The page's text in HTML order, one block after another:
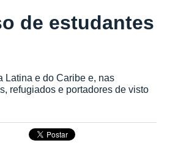
de estudantes
Latina e do Caribe e, nas
refugiados e portadores de visto